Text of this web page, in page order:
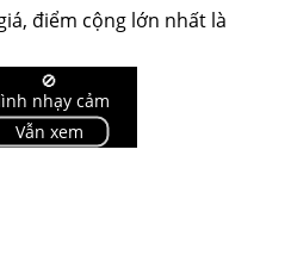
điểm cộng lớn nhất là
🚫
nhạy cảm
Vẫn xem